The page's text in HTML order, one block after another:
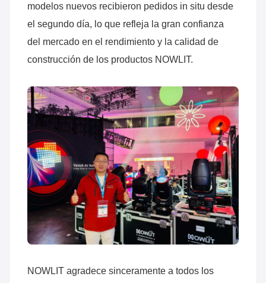
modelos nuevos recibieron pedidos in situ desde
el segundo día, lo que refleja la gran confianza
del mercado en el rendimiento y la calidad de
construcción de los productos NOWLIT.
NOWLIT agradece sinceramente a todos los